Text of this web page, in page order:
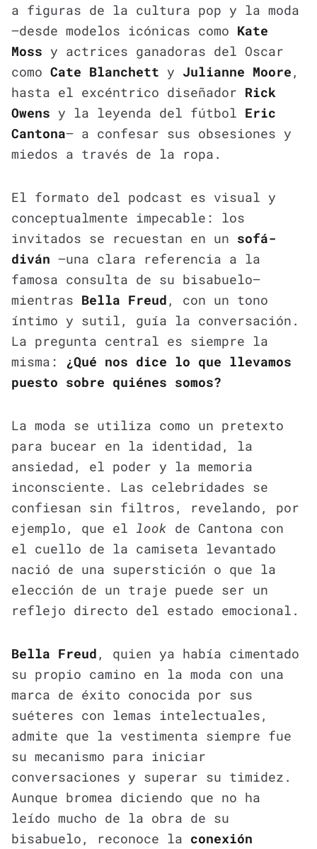
a figuras de la cultura pop y la moda
—desde modelos icónicas como Kate
Moss y actrices ganadoras del Oscar
como Cate Blanchett y Julianne Moore ,
hasta el excéntrico diseñador Rick
Owens y la leyenda del fútbol Eric
Cantona— a confesar sus obsesiones y
miedos a través de la ropa.
El formato del podcast es visual y
conceptualmente impecable: los
invitados se recuestan en un sofá-
diván —una clara referencia a la
famosa consulta de su bisabuelo—
mientras Bella Freud , con un tono
íntimo y sutil, guía la conversación.
La pregunta central es siempre la
misma: ¿Qué nos dice lo que llevamos
puesto sobre quiénes somos?
La moda se utiliza como un pretexto
para bucear en la identidad, la
ansiedad, el poder y la memoria
inconsciente. Las celebridades se
confiesan sin filtros, revelando, por
ejemplo, que el look de Cantona con
el cuello de la camiseta levantado
nació de una superstición o que la
elección de un traje puede ser un
reflejo directo del estado emocional.
Bella Freud , quien ya había cimentado
su propio camino en la moda con una
marca de éxito conocida por sus
suéteres con lemas intelectuales,
admite que la vestimenta siempre fue
su mecanismo para iniciar
conversaciones y superar su timidez.
Aunque bromea diciendo que no ha
leído mucho de la obra de su
bisabuelo, reconoce la conexión